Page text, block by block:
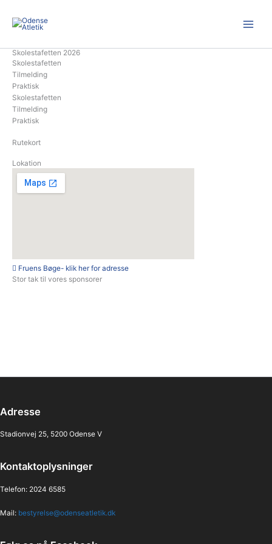
indholdet
Skolestafetten 2026
Skolestafetten
Tilmelding
Praktisk
Skolestafetten
Tilmelding
Praktisk
Rutekort
Lokation
Fruens Bøge- klik her for adresse
Stor tak til vores sponsorer
Adresse
Stadionvej 25, 5200 Odense V
Kontaktoplysninger
Telefon: 2024 6585
Mail: bestyrelse@odenseatletik.dk